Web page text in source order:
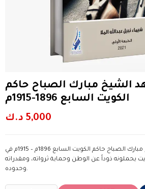
الشيخ مبارك الصباح حاكم
الكويت السابع 1896-1915م
5,000 د.ك
يبين هذا الكتاب جهود الشيخ مبارك الصباح حاكم الكويت السابع 1896م – 1915م في
يحملونه ذوداً عن الوطن وحماية ثرواته، ومقدراته
وحدوده.